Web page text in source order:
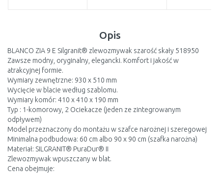
Opis
BLANCO ZIA 9 E Silgranit® zlewozmywak szarość skały 518950
Zawsze modny, oryginalny, elegancki. Komfort i jakość w
atrakcyjnej formie.
Wymiary zewnętrzne: 930 x 510 mm
Wycięcie w blacie według szablomu.
Wymiary komór: 410 x 410 x 190 mm
Typ : 1-komorowy, 2 Ociekacze (jeden ze zintegrowanym
odpływem)
Model przeznaczony do montażu w szafce narożnej i szeregowej
Minimalna podbudowa: 60 cm albo 90 x 90 cm (szafka narożna)
Materiał: SILGRANIT® PuraDur® II
Zlewozmywak wpuszczany w blat.
Cena obejmuje: